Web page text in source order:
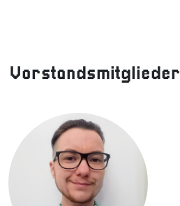
Vorstandsmitglieder